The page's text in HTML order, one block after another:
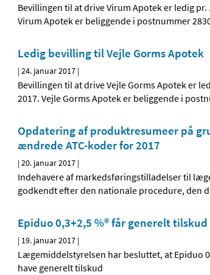
Bevillingen til at drive Virum Apotek er ledig pr.
Virum Apotek er beliggende i postnummer
Ledig bevilling til Vejle Gorms Apotek
|24. januar 2017 |
Bevillingen til at drive Vejle Gorms Apotek er
2017. Vejle Gorms Apotek er beliggende i
Opdatering af produktresumeer på
ændrede ATC-koder for 2017
|20. januar 2017 |
Indehavere af markedsføringstilladelser til
godkendt efter den nationale procedure, den
Epiduo 0,3+2,5 %® får generelt tilskud
| 19. januar 2017 |
Lægemiddelstyrelsen har besluttet, at Epiduo
have generelt tilskud